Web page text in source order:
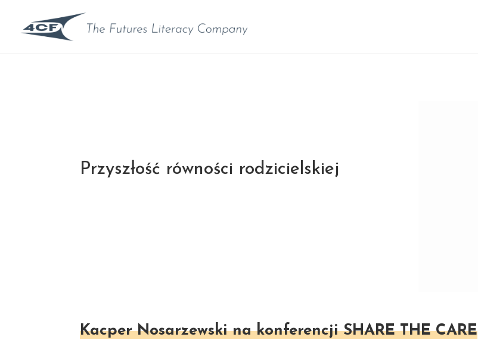
Przyszłość równości rodzicielskiej
Kacper Nosarzewski na konferencji SHARE THE CARE